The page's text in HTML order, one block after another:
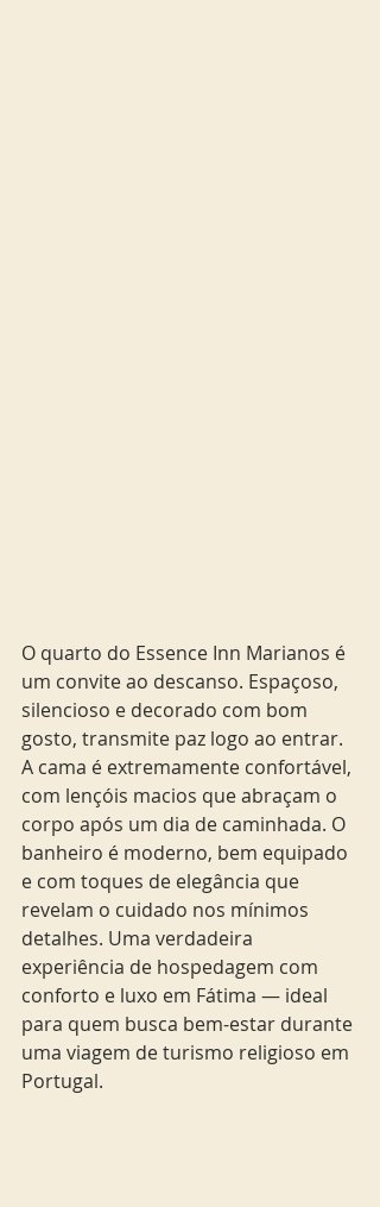
O quarto do Essence Inn Marianos é
um convite ao descanso. Espaçoso,
silencioso e decorado com bom
gosto, transmite paz logo ao entrar.
A cama é extremamente confortável,
com lençóis macios que abraçam o
corpo após um dia de caminhada. O
banheiro é moderno, bem equipado
e com toques de elegância que
revelam o cuidado nos mínimos
detalhes. Uma verdadeira
experiência de hospedagem com
conforto e luxo em Fátima — ideal
para quem busca bem-estar durante
uma viagem de turismo religioso em
Portugal.